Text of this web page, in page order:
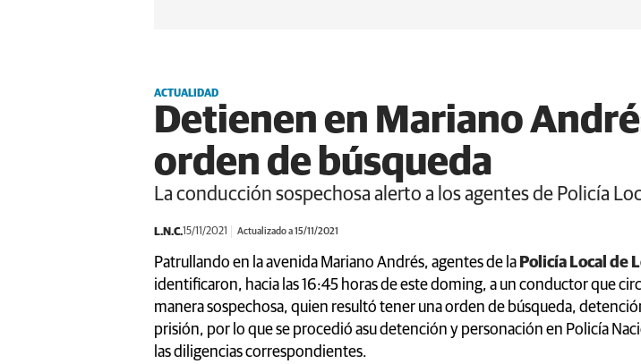
ACTUALIDAD
Detienen en Mariano
orden de búsqueda
La conducción sospechosa alerto a los agentes de Policía
L.N.C.15/11/2021 Actualizado a 15/11/2021
Patrullando en la avenida Mariano Andrés, agentes de la Policía Local de
identificaron, hacia las 16:45 horas de este doming, a un conductor que
manera sospechosa, quien resultó tener una orden de búsqueda,
prisión, por lo que se procedió asu detención y personación en Policía
las diligencias correspondientes.